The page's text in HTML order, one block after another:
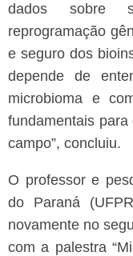
dados sobre
reprogramação
e seguro dos
depende de
microbioma e
fundamentais
campo”, concluiu.
O professor e
do Paraná
novamente no
com a palestra